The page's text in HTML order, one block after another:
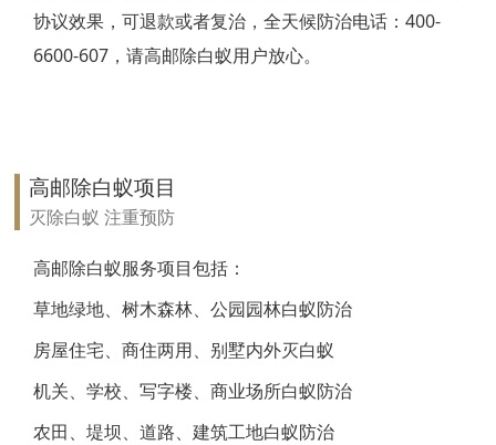
扬州白蚁防治
宝应白蚁防治
镇江白蚁防治
丹阳白蚁防治
扬中白蚁防治
句容白蚁防治
协议效果，可退款或者复治，全天候防治电话：400-
6600-607，请高邮除白蚁用户放心。
高邮除白蚁项目
灭除白蚁 注重预防
高邮除白蚁服务项目包括：
草地绿地、树木森林、公园园林白蚁防治
房屋住宅、商住两用、别墅内外灭白蚁
机关、学校、写字楼、商业场所白蚁防治
农田、堤坝、道路、建筑工地白蚁防治